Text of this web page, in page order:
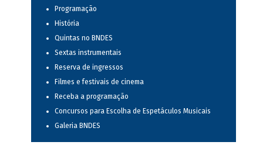
Programação
História
Quintas no BNDES
Sextas instrumentais
Reserva de ingressos
Filmes e festivais de cinema
Receba a programação
Concursos para Escolha de Espetáculos Musicais
Galeria BNDES